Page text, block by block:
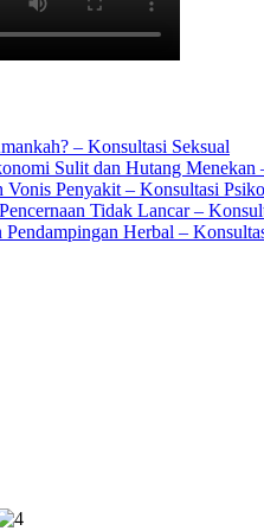
– Konsultasi Seksual
Sulit dan Hutang
Vonis Penyakit – Konsultasi
Tidak Lancar –
Pendampingan Herbal –